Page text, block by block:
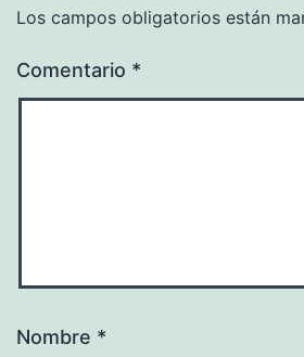
Los campos obligatorios están
Comentario *
Nombre *